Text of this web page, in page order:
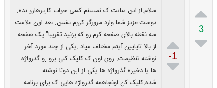

3


-1

سلام.از این سایت ک نمیبینم کسی جواب کاربرهارو بده.
دوست عزیز شما وارد مرورگر کروم بشین. بعد اون علامت
سه نقطه بالای صفحه کرم رو که بزنید تقریبا" یک صفحه
از بالا تاپایین آیتم مختلف میاد .یکی از چند مورد آخر
نوشته تنظیمات. روی اون ک کلیک کنی برو رو گذرواژه
ها یا ذخیره گذرواژه ها یکی از این دوتا نوشته
شده.کلیک کن اونجاهمه گذرواژه هایی ک برای برنامه